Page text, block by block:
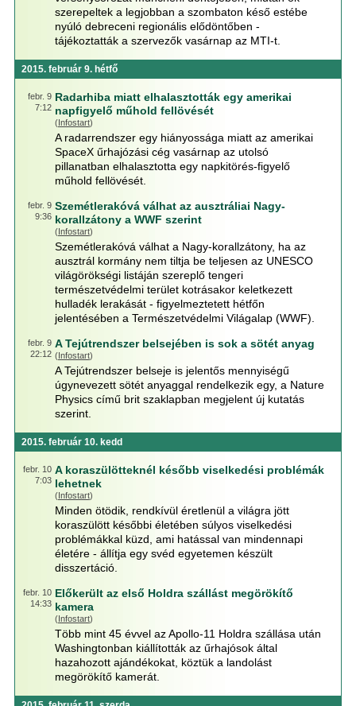
szerepeltek a legjobban a szombaton késő estébe
nyúló debreceni regionális elődöntőben -
tájékoztatták a szervezők vasárnap az MTI-t.
2015. február 9. hétfő
febr. 9
7:12
Radarhiba miatt elhalasztották egy amerikai
napfigyelő műhold fellövését
(Infostart)
A radarrendszer egy hiányossága miatt az amerikai
SpaceX űrhajózási cég vasárnap az utolsó
pillanatban elhalasztotta egy napkitörés-figyelő
műhold fellövését.
febr. 9
9:36
Szemétlerakóvá válhat az ausztráliai Nagy-
korallzátony a WWF szerint
(Infostart)
Szemétlerakóvá válhat a Nagy-korallzátony, ha az
ausztrál kormány nem tiltja be teljesen az UNESCO
világörökségi listáján szereplő tengeri
természetvédelmi terület kotrásakor keletkezett
hulladék lerakását - figyelmeztetett hétfőn
jelentésében a Természetvédelmi Világalap (WWF).
febr. 9
22:12
A Tejútrendszer belsejében is sok a sötét anyag
(Infostart)
A Tejútrendszer belseje is jelentős mennyiségű
úgynevezett sötét anyaggal rendelkezik egy, a Nature
Physics című brit szaklapban megjelent új kutatás
szerint.
2015. február 10. kedd
febr. 10
7:03
A koraszülötteknél később viselkedési problémák
lehetnek
(Infostart)
Minden ötödik, rendkívül éretlenül a világra jött
koraszülött későbbi életében súlyos viselkedési
problémákkal küzd, ami hatással van mindennapi
életére - állítja egy svéd egyetemen készült
disszertáció.
febr. 10
14:33
Előkerült az első Holdra szállást megörökítő
kamera
(Infostart)
Több mint 45 évvel az Apollo-11 Holdra szállása után
Washingtonban kiállították az űrhajósok által
hazahozott ajándékokat, köztük a landolást
megörökítő kamerát.